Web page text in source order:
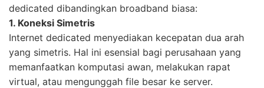
dedicated dibandingkan broadband biasa:
1. Koneksi Simetris
Internet dedicated menyediakan kecepatan dua arah
yang simetris. Hal ini esensial bagi perusahaan yang
memanfaatkan komputasi awan, melakukan rapat
virtual, atau mengunggah file besar ke server.